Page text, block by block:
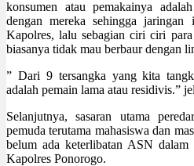
konsumen atau pemakainya
dengan mereka sehingga
Kapolres, lalu sebagian ciri ciri
biasanya tidak mau berbaur dengan
” Dari 9 tersangka yang kita
adalah pemain lama atau residivis.”
Selanjutnya, sasaran utama
pemuda terutama mahasiswa dan
belum ada keterlibatan ASN dalam
Kapolres Ponorogo.